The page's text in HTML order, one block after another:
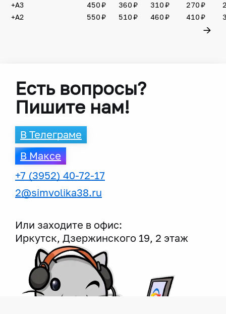
+А3
450 ₽ 360 ₽ 310 ₽ 270 ₽
+А2
550 ₽ 510 ₽ 460 ₽ 410 ₽
→
Есть вопросы?
Пишите нам!
В Телеграме
В Максе
+7 (3952) 40-72-17
2@simvolika38.ru
Или заходите в офис:
Иркутск, Дзержинского 19, 2 этаж